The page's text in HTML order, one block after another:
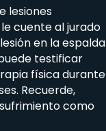
lesiones
cuente al jurado
en la espalda
testificar
física durante
Recuerde,
como